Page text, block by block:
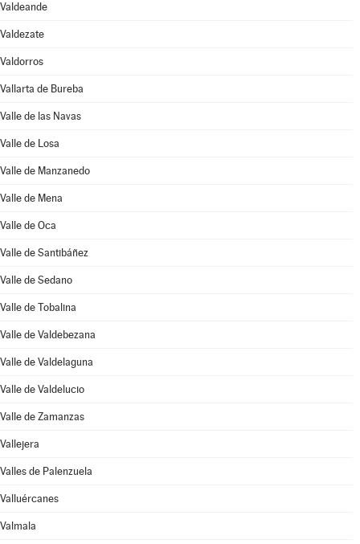
Valdeande
Valdezate
Valdorros
Vallarta de Bureba
Valle de las Navas
Valle de Losa
Valle de Manzanedo
Valle de Mena
Valle de Oca
Valle de Santibáñez
Valle de Sedano
Valle de Tobalina
Valle de Valdebezana
Valle de Valdelaguna
Valle de Valdelucio
Valle de Zamanzas
Vallejera
Valles de Palenzuela
Valluércanes
Valmala